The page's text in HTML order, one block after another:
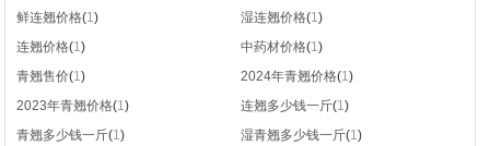
鲜连翘价格(1) 湿连翘价格(1)
连翘价格(1) 中药材价格(1)
青翘售价(1) 2024年青翘价格(1)
2023年青翘价格(1) 连翘多少钱一斤(1)
青翘多少钱一斤(1) 湿青翘多少钱一斤(1)